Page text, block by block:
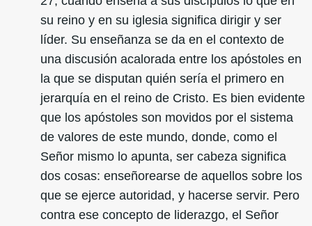
su reino y en su iglesia significa dirigir y ser
líder. Su enseñanza se da en el contexto de
una discusión acalorada entre los apóstoles en
la que se disputan quién sería el primero en
jerarquía en el reino de Cristo. Es bien evidente
que los apóstoles son movidos por el sistema
de valores de este mundo, donde, como el
Señor mismo lo apunta, ser cabeza significa
dos cosas: enseñorearse de aquellos sobre los
que se ejerce autoridad, y hacerse servir. Pero
contra ese concepto de liderazgo, el Señor